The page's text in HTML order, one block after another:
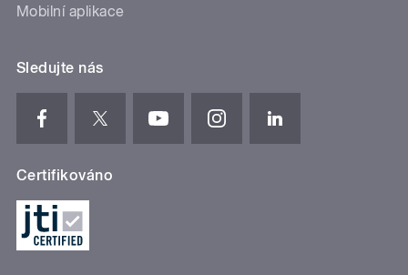
Mobilní aplikace
Sledujte nás
Certifikováno